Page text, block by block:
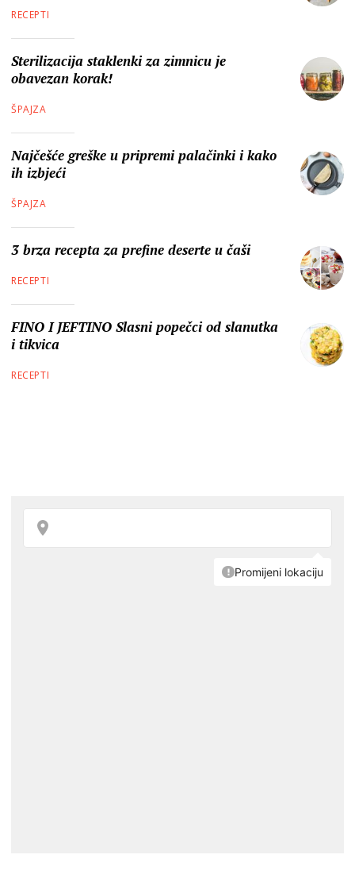
RECEPTI
Sterilizacija staklenki za zimnicu je
obavezan korak!
ŠPAJZA
Najčešće greške u pripremi palačinki i kako
ih izbjeći
ŠPAJZA
3 brza recepta za prefine deserte u čaši
RECEPTI
FINO I JEFTINO Slasni popečci od slanutka
i tikvica
RECEPTI